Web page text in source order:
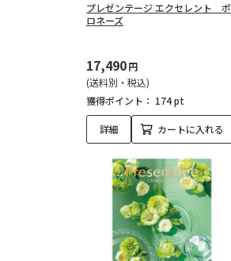
プレゼンテージ エクセレント ポ
ロネーズ
17,490円
(送料別・税込)
獲得ポイント： 174 pt
詳細 カートに入れる